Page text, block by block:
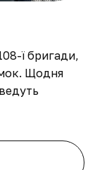
ї бригади,
Щодня